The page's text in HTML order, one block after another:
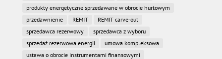
produkty energetyczne sprzedawane w obrocie hurtowym
przedawnienie
REMIT
REMIT carve-out
sprzedawca rezerwowy
sprzedawca z wyboru
sprzedaż rezerwowa energii
umowa kompleksowa
ustawa o obrocie instrumentami finansowymi